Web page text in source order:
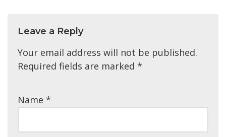
Leave a Reply
Your email address will not be published.
Required fields are marked *
Name *